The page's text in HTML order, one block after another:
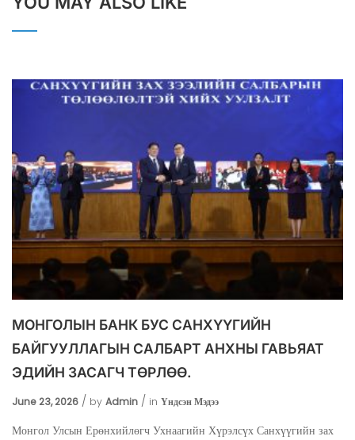
МОНГОЛЫН БАНК БУС САНХҮҮГИЙН
БАЙГУУЛЛАГЫН САЛБАРТ АНХНЫ ГАВЬЯАТ
ЭДИЙН ЗАСАГЧ ТӨРЛӨӨ.
June 23, 2026 by Admin in Үндсэн Мэдээ
Монгол Улсын Ерөнхийлөгч Ухнаагийн Хүрэлсүх Санхүүгийн зах